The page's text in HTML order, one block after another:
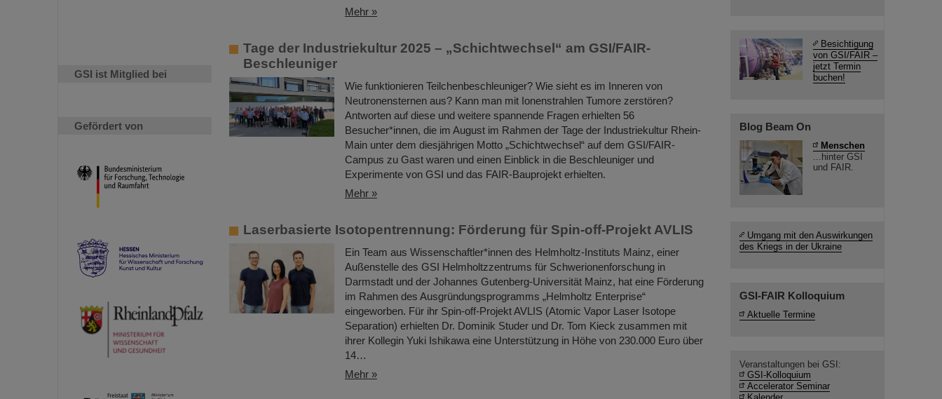
GSI ist Mitglied bei
Gefördert von
Mehr »
Tage der Industriekultur 2025 – „Schichtwechsel“ am GSI/FAIR-
Beschleuniger
Wie funktionieren Teilchenbeschleuniger? Wie sieht es im Inneren von
Neutronensternen aus? Kann man mit Ionenstrahlen Tumore zerstören?
Antworten auf diese und weitere spannende Fragen erhielten 56
Besucher*innen, die im August im Rahmen der Tage der Industriekultur Rhein-
Main unter dem diesjährigen Motto „Schichtwechsel“ auf dem GSI/FAIR-
Campus zu Gast waren und einen Einblick in die Beschleuniger und
Experimente von GSI und das FAIR-Bauprojekt erhielten.
Mehr »
Laserbasierte Isotopentrennung: Förderung für Spin-off-Projekt AVLIS
Ein Team aus Wissenschaftler*innen des Helmholtz-Instituts Mainz, einer
Außenstelle des GSI Helmholtzzentrums für Schwerionenforschung in
Darmstadt und der Johannes Gutenberg-Universität Mainz, hat eine Förderung
im Rahmen des Ausgründungsprogramms „Helmholtz Enterprise“
eingeworben. Für ihr Spin-off-Projekt AVLIS (Atomic Vapor Laser Isotope
Separation) erhielten Dr. Dominik Studer und Dr. Tom Kieck zusammen mit
ihrer Kollegin Yuki Ishikawa eine Unterstützung in Höhe von 230.000 Euro über
14…
Mehr »
Besichtigung
von GSI/FAIR –
jetzt Termin
buchen!
Blog Beam On
Menschen
...hinter GSI
und FAIR.
Umgang mit den Auswirkungen
des Kriegs in der Ukraine
GSI-FAIR Kolloquium
Aktuelle Termine
Veranstaltungen bei GSI:
GSI-Kolloquium
Accelerator Seminar